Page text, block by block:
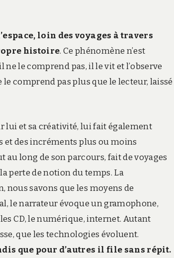
loin des voyages à travers
histoire. Ce phénomène n’est
le comprend pas, il le vit et l’observe
comprend pas plus que le lecteur, laissé
lui et sa créativité, lui fait également
et des incréments plus ou moins
long de son parcours, fait de voyages
perte de notion du temps. La
savons que les moyens de
le narrateur évoque un gramophone,
CD, le numérique, internet. Autant
que les technologies évoluent.
que pour d’autres il file sans répit.